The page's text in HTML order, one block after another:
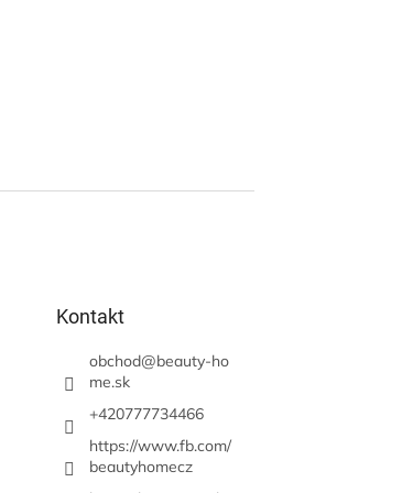
Kontakt
obchod@beauty-ho
me.sk
+420777734466
https://www.fb.com/
beautyhomecz